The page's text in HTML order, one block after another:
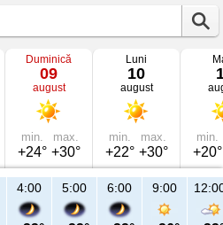
Duminică
09
august
min.
+24°
max.
+30°
Luni
10
august
min.
+22°
max.
+30°
min.
+20°
4:00 5:00 6:00 9:00